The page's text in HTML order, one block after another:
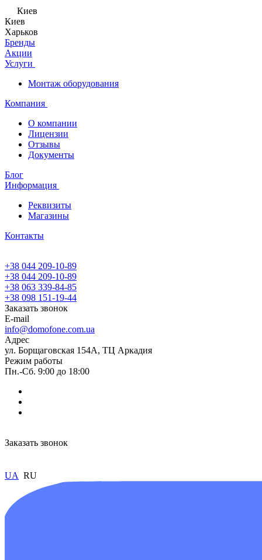
Киев
Киев
Харьков
Бренды
Акции
Услуги
Монтаж оборудования
Компания
О компании
Лицензии
Отзывы
Документы
Блог
Информация
Реквизиты
Магазины
Контакты
+38 044 209-10-89
+38 044 209-10-89
+38 063 339-84-85
+38 098 151-19-44
Заказать звонок
E-mail
info@domofone.com.ua
Адрес
ул. Борщаговская 154А, ТЦ Аркадия
Режим работы
Пн.-Сб. 9:00 до 18:00
Заказать звонок
UA RU